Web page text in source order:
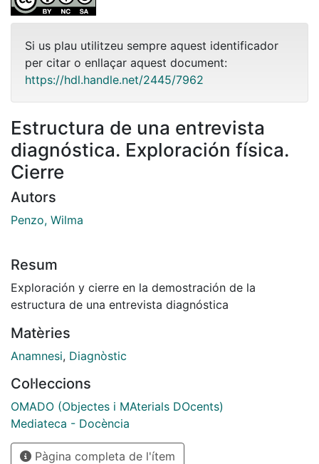
Si us plau utilitzeu sempre aquest identificador
per citar o enllaçar aquest document:
https://hdl.handle.net/2445/7962
Estructura de una entrevista
diagnóstica. Exploración física.
Cierre
Autors
Penzo, Wilma
Resum
Exploración y cierre en la demostración de la
estructura de una entrevista diagnóstica
Matèries
Anamnesi, Diagnòstic
Col·leccions
OMADO (Objectes i MAterials DOcents)
Mediateca - Docència
Pàgina completa de l'ítem